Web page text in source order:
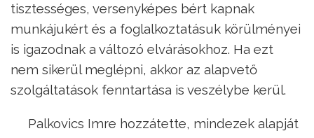
tisztességes, versenyképes bért kapnak
munkájukért és a foglalkoztatásuk körülményei
is igazodnak a változó elvárásokhoz. Ha ezt
nem sikerül meglépni, akkor az alapvető
szolgáltatások fenntartása is veszélybe kerül.
Palkovics Imre hozzátette, mindezek alapját